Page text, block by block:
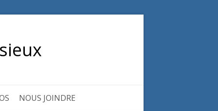
NOUS JOINDRE